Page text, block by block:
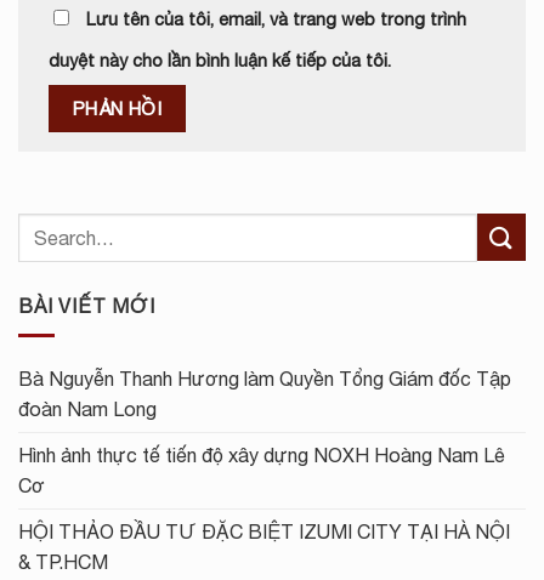
Lưu tên của tôi, email, và trang web trong trình
duyệt này cho lần bình luận kế tiếp của tôi.
BÀI VIẾT MỚI
Bà Nguyễn Thanh Hương làm Quyền Tổng Giám đốc Tập
đoàn Nam Long
Hình ảnh thực tế tiến độ xây dựng NOXH Hoàng Nam Lê
Cơ
HỘI THẢO ĐẦU TƯ ĐẶC BIỆT IZUMI CITY TẠI HÀ NỘI
& TP.HCM